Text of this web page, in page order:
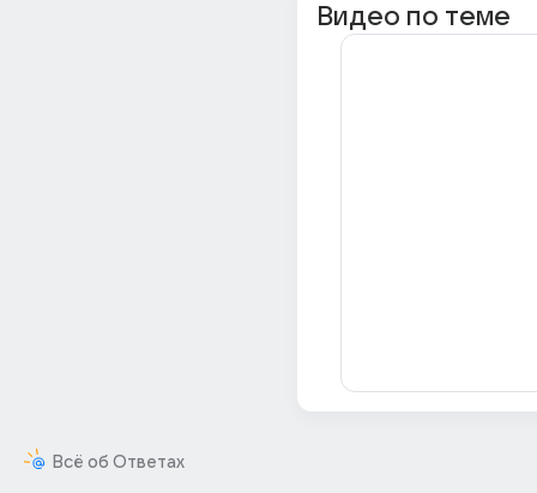
Всё об Ответах
Видео по теме